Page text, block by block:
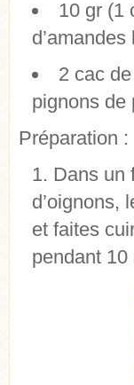
10 gr (1
2 cac
pignons de
Préparation :
Dans un
d’oignons,
et faites
pendant 10